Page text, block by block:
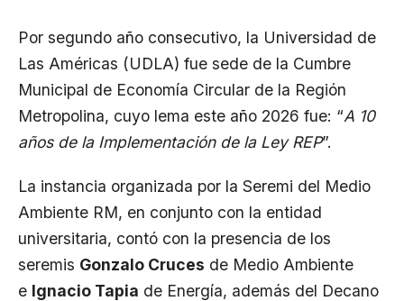
Por segundo año consecutivo, la Universidad de
Las Américas (UDLA) fue sede de la Cumbre
Municipal de Economía Circular de la Región
Metropolina, cuyo lema este año 2026 fue: “A 10
años de la Implementación de la Ley REP”.
La instancia organizada por la Seremi del Medio
Ambiente RM, en conjunto con la entidad
universitaria, contó con la presencia de los
seremis Gonzalo Cruces de Medio Ambiente
e Ignacio Tapia de Energía, además del Decano